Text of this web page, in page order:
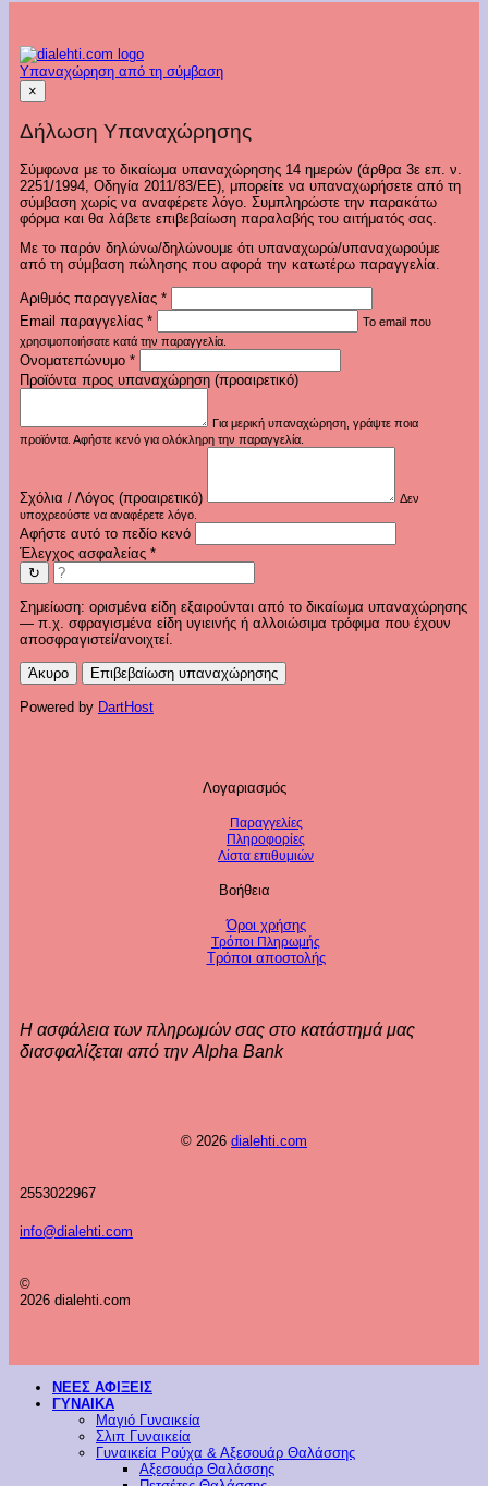
Υπαναχώρηση από τη σύμβαση
×
Δήλωση Υπαναχώρησης
Σύμφωνα με το δικαίωμα υπαναχώρησης 14 ημερών (άρθρα 3ε επ. ν.
2251/1994, Οδηγία 2011/83/ΕΕ), μπορείτε να υπαναχωρήσετε από τη
σύμβαση χωρίς να αναφέρετε λόγο. Συμπληρώστε την παρακάτω
φόρμα και θα λάβετε επιβεβαίωση παραλαβής του αιτήματός σας.
Με το παρόν δηλώνω/δηλώνουμε ότι υπαναχωρώ/υπαναχωρούμε
από τη σύμβαση πώλησης που αφορά την κατωτέρω παραγγελία.
Αριθμός παραγγελίας *
Email παραγγελίας *
Το email που
χρησιμοποιήσατε κατά την παραγγελία.
Ονοματεπώνυμο *
Προϊόντα προς υπαναχώρηση (προαιρετικό)
Για μερική υπαναχώρηση, γράψτε ποια
προϊόντα. Αφήστε κενό για ολόκληρη την παραγγελία.
Σχόλια / Λόγος (προαιρετικό)
Δεν
υποχρεούστε να αναφέρετε λόγο.
Αφήστε αυτό το πεδίο κενό
Έλεγχος ασφαλείας *
↻
Σημείωση: ορισμένα είδη εξαιρούνται από το δικαίωμα υπαναχώρησης
— π.χ. σφραγισμένα είδη υγιεινής ή αλλοιώσιμα τρόφιμα που έχουν
αποσφραγιστεί/ανοιχτεί.
Άκυρο Επιβεβαίωση υπαναχώρησης
Powered by DartHost
Λογαριασμός
Παραγγελίες
Πληροφορίες
Λίστα επιθυμιών
Βοήθεια
Όροι χρήσης
Τρόποι Πληρωμής
Τρόποι αποστολής
Η ασφάλεια των πληρωμών σας στο κατάστημά μας
διασφαλίζεται από την Alpha Bank
© 2026 dialehti.com
2553022967
info@dialehti.com
©
2026 dialehti.com
ΝΕΕΣ ΑΦΙΞΕΙΣ
ΓΥΝΑΙΚΑ
Μαγιό Γυναικεία
Σλιπ Γυναικεία
Γυναικεία Ρούχα & Αξεσουάρ Θαλάσσης
Αξεσουάρ Θαλάσσης